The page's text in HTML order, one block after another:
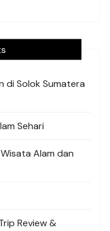
di Solok Sumatera
Sehari
Alam dan
Review &